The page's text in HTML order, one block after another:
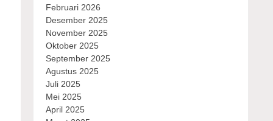
Februari 2026
Desember 2025
November 2025
Oktober 2025
September 2025
Agustus 2025
Juli 2025
Mei 2025
April 2025